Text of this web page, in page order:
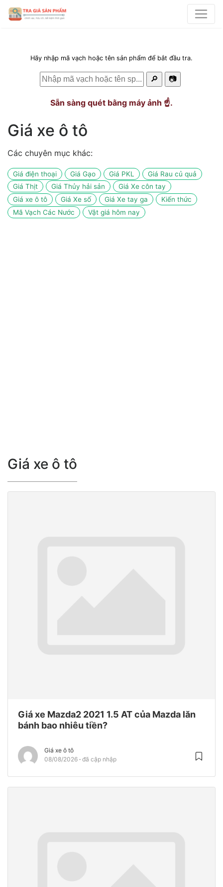
Hãy nhập mã vạch hoặc tên sản phẩm để bắt đầu tra.
🔎 📷
Sẵn sàng quét bằng máy ảnh ☝️.
Giá xe ô tô
Các chuyên mục khác:
Giá điện thoại Giá Gạo Giá PKL
Giá Rau củ quả
Giá Thịt
Giá Thủy hải sản
Giá Xe côn tay
Giá xe ô tô
Giá Xe số Giá Xe tay ga
Kiến thức
Mã Vạch Các Nước
Vật giá hôm nay
Giá xe ô tô
Giá xe Mazda2 2021 1.5 AT của Mazda lăn
bánh bao nhiêu tiền?
Giá xe ô tô
08/08/2026 đã cập nhập